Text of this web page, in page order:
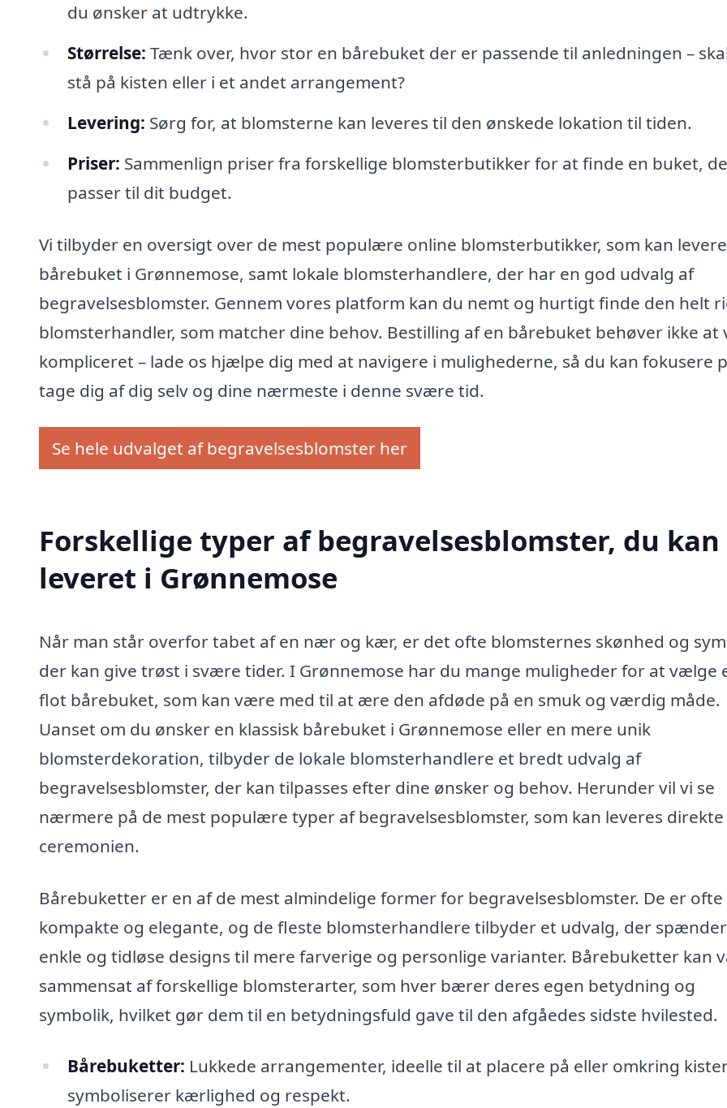
du ønsker at udtrykke.
Størrelse: Tænk over, hvor stor en bårebuket der er passende til anledningen –
stå på kisten eller i et andet arrangement?
Levering: Sørg for, at blomsterne kan leveres til den ønskede lokation til tiden.
Priser: Sammenlign priser fra forskellige blomsterbutikker for at finde en buket,
passer til dit budget.
Vi tilbyder en oversigt over de mest populære online blomsterbutikker, som kan
bårebuket i Grønnemose, samt lokale blomsterhandlere, der har en god udvalg af
begravelsesblomster. Gennem vores platform kan du nemt og hurtigt finde den helt
blomsterhandler, som matcher dine behov. Bestilling af en bårebuket behøver ikke
kompliceret – lade os hjælpe dig med at navigere i mulighederne, så du kan fokusere
tage dig af dig selv og dine nærmeste i denne svære tid.
Se hele udvalget af begravelsesblomster her
Forskellige typer af begravelsesblomster, du
leveret i Grønnemose
Når man står overfor tabet af en nær og kær, er det ofte blomsternes skønhed og
der kan give trøst i svære tider. I Grønnemose har du mange muligheder for at vælge
flot bårebuket, som kan være med til at ære den afdøde på en smuk og værdig måde.
Uanset om du ønsker en klassisk bårebuket i Grønnemose eller en mere unik
blomsterdekoration, tilbyder de lokale blomsterhandlere et bredt udvalg af
begravelsesblomster, der kan tilpasses efter dine ønsker og behov. Herunder vil vi se
nærmere på de mest populære typer af begravelsesblomster, som kan leveres
ceremonien.
Bårebuketter er en af de mest almindelige former for begravelsesblomster. De er ofte
kompakte og elegante, og de fleste blomsterhandlere tilbyder et udvalg, der
enkle og tidløse designs til mere farverige og personlige varianter. Bårebuketter kan
sammensat af forskellige blomsterarter, som hver bærer deres egen betydning og
symbolik, hvilket gør dem til en betydningsfuld gave til den afgåedes sidste hvilested.
Bårebuketter: Lukkede arrangementer, ideelle til at placere på eller omkring
symboliserer kærlighed og respekt.